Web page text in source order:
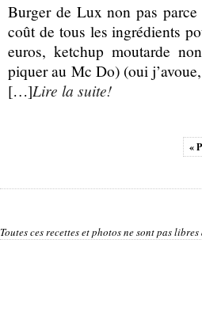
Burger de Lux non pas
coût de tous les ingrédients
euros, ketchup moutarde
piquer au Mc Do) (oui
[…]Lire la suite!
«
Toutes ces recettes et photos ne sont pas